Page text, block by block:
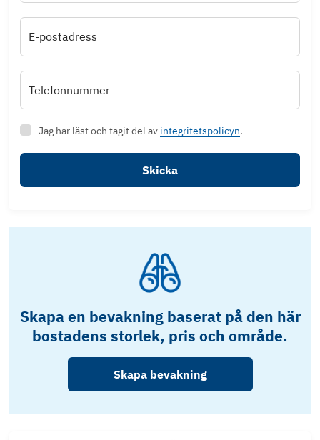
E-postadress
Telefonnummer
Jag har läst och tagit del av integritetspolicyn.
Skicka
Skapa en bevakning baserat på den här
bostadens storlek, pris och område.
Skapa bevakning